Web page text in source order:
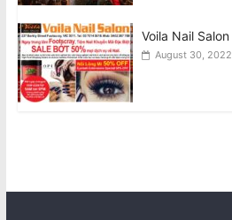
Voila Nail Salon
August 30, 2022